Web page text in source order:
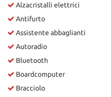
Alzacristalli elettrici
Antifurto
Assistente abbaglianti
Autoradio
Bluetooth
Boardcomputer
Bracciolo